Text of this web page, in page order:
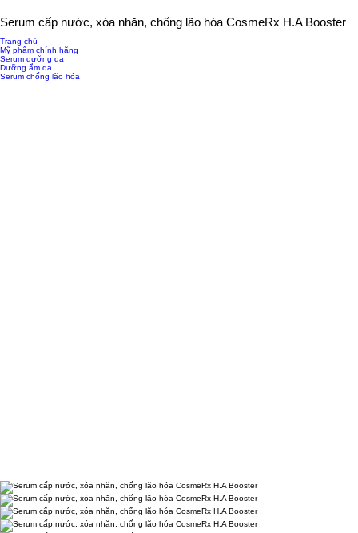
Serum cấp nước, xóa nhăn, chống lão hóa CosmeRx H.A Booster
Trang chủ
Mỹ phẩm chính hãng
Serum dưỡng da
Dưỡng ẩm da
Serum chống lão hóa